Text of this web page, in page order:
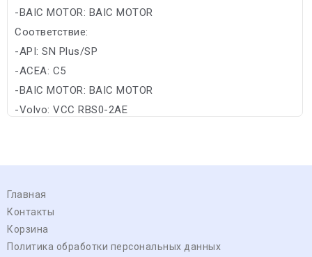
-BAIC MOTOR: BAIC MOTOR
Соответствие:
-API: SN Plus/SP
-ACEA: C5
-BAIC MOTOR: BAIC MOTOR
-Volvo: VCC RBS0-2AE
Главная
Контакты
Корзина
Политика обработки персональных данных